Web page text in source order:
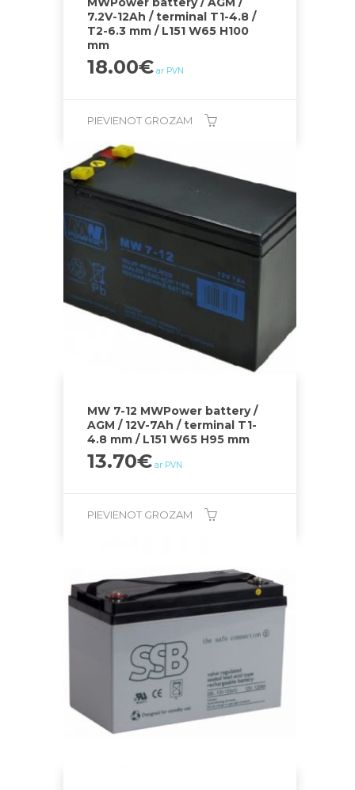
7.2V-12Ah / terminal T1-4.8 /
T2-6.3 mm / L151 W65 H100
mm
18.00€ ar PVN
PIEVIENOT GROZAM
MW 7-12 MWPower battery /
AGM / 12V-7Ah / terminal T1-
4.8 mm / L151 W65 H95 mm
13.70€ ar PVN
PIEVIENOT GROZAM